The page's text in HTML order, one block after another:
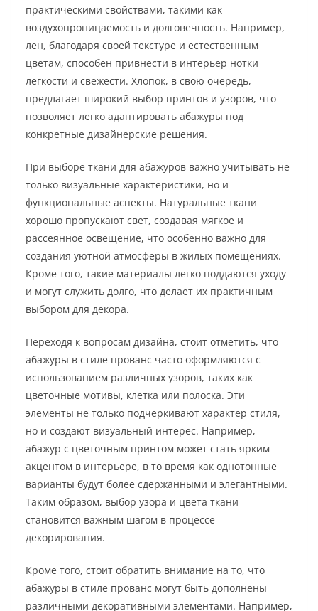
практическими свойствами, такими как
воздухопроницаемость и долговечность. Например,
лен, благодаря своей текстуре и естественным
цветам, способен привнести в интерьер нотки
легкости и свежести. Хлопок, в свою очередь,
предлагает широкий выбор принтов и узоров, что
позволяет легко адаптировать абажуры под
конкретные дизайнерские решения.
При выборе ткани для абажуров важно учитывать не
только визуальные характеристики, но и
функциональные аспекты. Натуральные ткани
хорошо пропускают свет, создавая мягкое и
рассеянное освещение, что особенно важно для
создания уютной атмосферы в жилых помещениях.
Кроме того, такие материалы легко поддаются уходу
и могут служить долго, что делает их практичным
выбором для декора.
Переходя к вопросам дизайна, стоит отметить, что
абажуры в стиле прованс часто оформляются с
использованием различных узоров, таких как
цветочные мотивы, клетка или полоска. Эти
элементы не только подчеркивают характер стиля,
но и создают визуальный интерес. Например,
абажур с цветочным принтом может стать ярким
акцентом в интерьере, в то время как однотонные
варианты будут более сдержанными и элегантными.
Таким образом, выбор узора и цвета ткани
становится важным шагом в процессе
декорирования.
Кроме того, стоит обратить внимание на то, что
абажуры в стиле прованс могут быть дополнены
различными декоративными элементами. Например,